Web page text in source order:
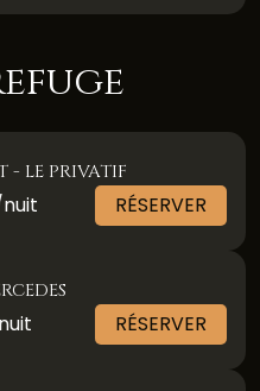
- LE PRIVATIF
RÉSERVER
RÉSERVER